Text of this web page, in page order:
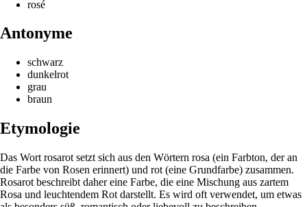
rosé
Antonyme
schwarz
dunkelrot
grau
braun
Etymologie
Das Wort rosarot setzt sich aus den Wörtern rosa (ein Farbton, der an
die Farbe von Rosen erinnert) und rot (eine Grundfarbe) zusammen.
Rosarot beschreibt daher eine Farbe, die eine Mischung aus zartem
Rosa und leuchtendem Rot darstellt. Es wird oft verwendet, um etwas